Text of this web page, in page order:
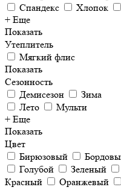
Спандекс
Хлопок
+ Еще
Показать
Утеплитель
Мягкий флис
Показать
Сезонность
Демисезон
Зима
Лето
Мульти
+ Еще
Показать
Цвет
Бирюзовый
Голубой
Зеленый
Красный
Оранжевый